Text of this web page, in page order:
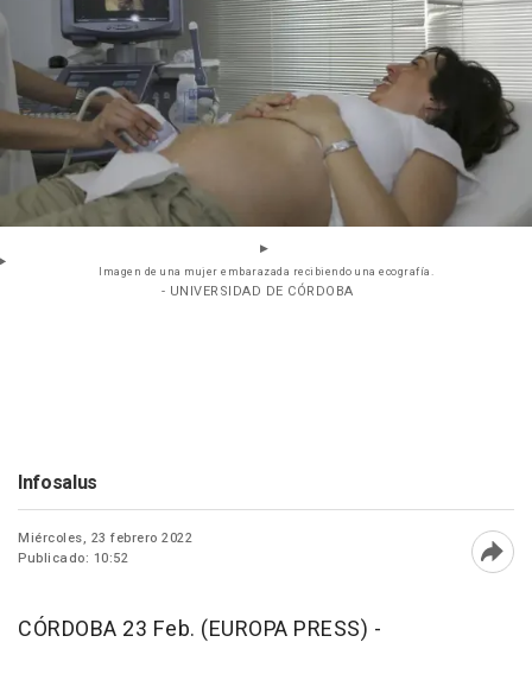
Imagen de una mujer embarazada recibiendo una ecografía.
- UNIVERSIDAD DE CÓRDOBA
Infosalus
Miércoles, 23 febrero 2022
Publicado: 10:52
CÓRDOBA 23 Feb. (EUROPA PRESS) -